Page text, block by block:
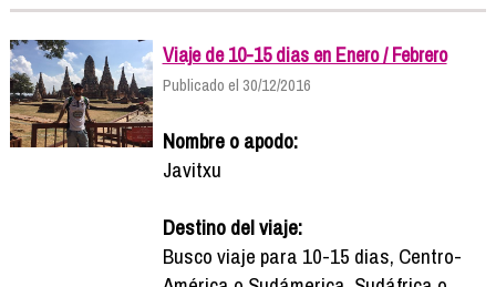
Viaje de 10-15 dias en Enero / Febrero
Publicado el 30/12/2016
Nombre o apodo:
Javitxu
Destino del viaje:
Busco viaje para 10-15 dias, Centro-